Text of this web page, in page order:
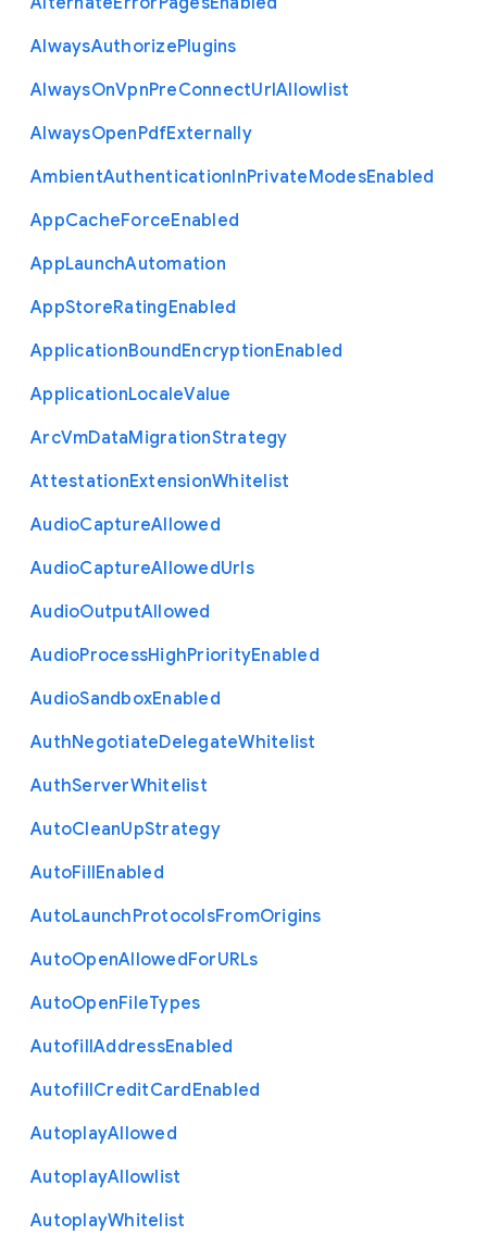
AlwaysAuthorizePlugins
AlwaysOnVpnPreConnectUrlAllowlist
AlwaysOpenPdfExternally
AmbientAuthenticationInPrivateModesEnabled
AppCacheForceEnabled
AppLaunchAutomation
AppStoreRatingEnabled
ApplicationBoundEncryptionEnabled
ApplicationLocaleValue
ArcVmDataMigrationStrategy
AttestationExtensionWhitelist
AudioCaptureAllowed
AudioCaptureAllowedUrls
AudioOutputAllowed
AudioProcessHighPriorityEnabled
AudioSandboxEnabled
AuthNegotiateDelegateWhitelist
AuthServerWhitelist
AutoCleanUpStrategy
AutoFillEnabled
AutoLaunchProtocolsFromOrigins
AutoOpenAllowedForURLs
AutoOpenFileTypes
AutofillAddressEnabled
AutofillCreditCardEnabled
AutoplayAllowed
AutoplayAllowlist
AutoplayWhitelist